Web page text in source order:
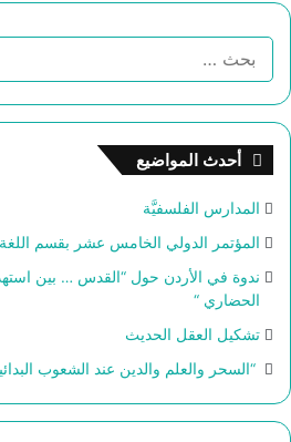
أحدث المواضيع
المدارس الفلسفيَّة
المؤتمر الدولي الخامس عشر بقسم اللغة
ندوة في الأردن حول “القدس … بين
الحضاري “
تشكيل العقل الحديث
“السحر والعلم والدين عند الشعوب